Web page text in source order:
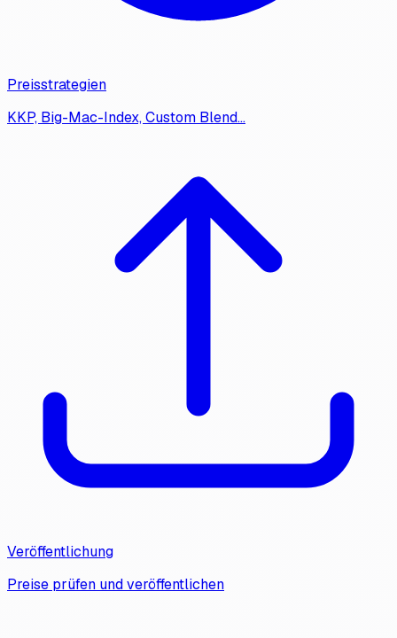
Preisstrategien
KKP, Big-Mac-Index, Custom Blend…
Veröffentlichung
Preise prüfen und veröffentlichen